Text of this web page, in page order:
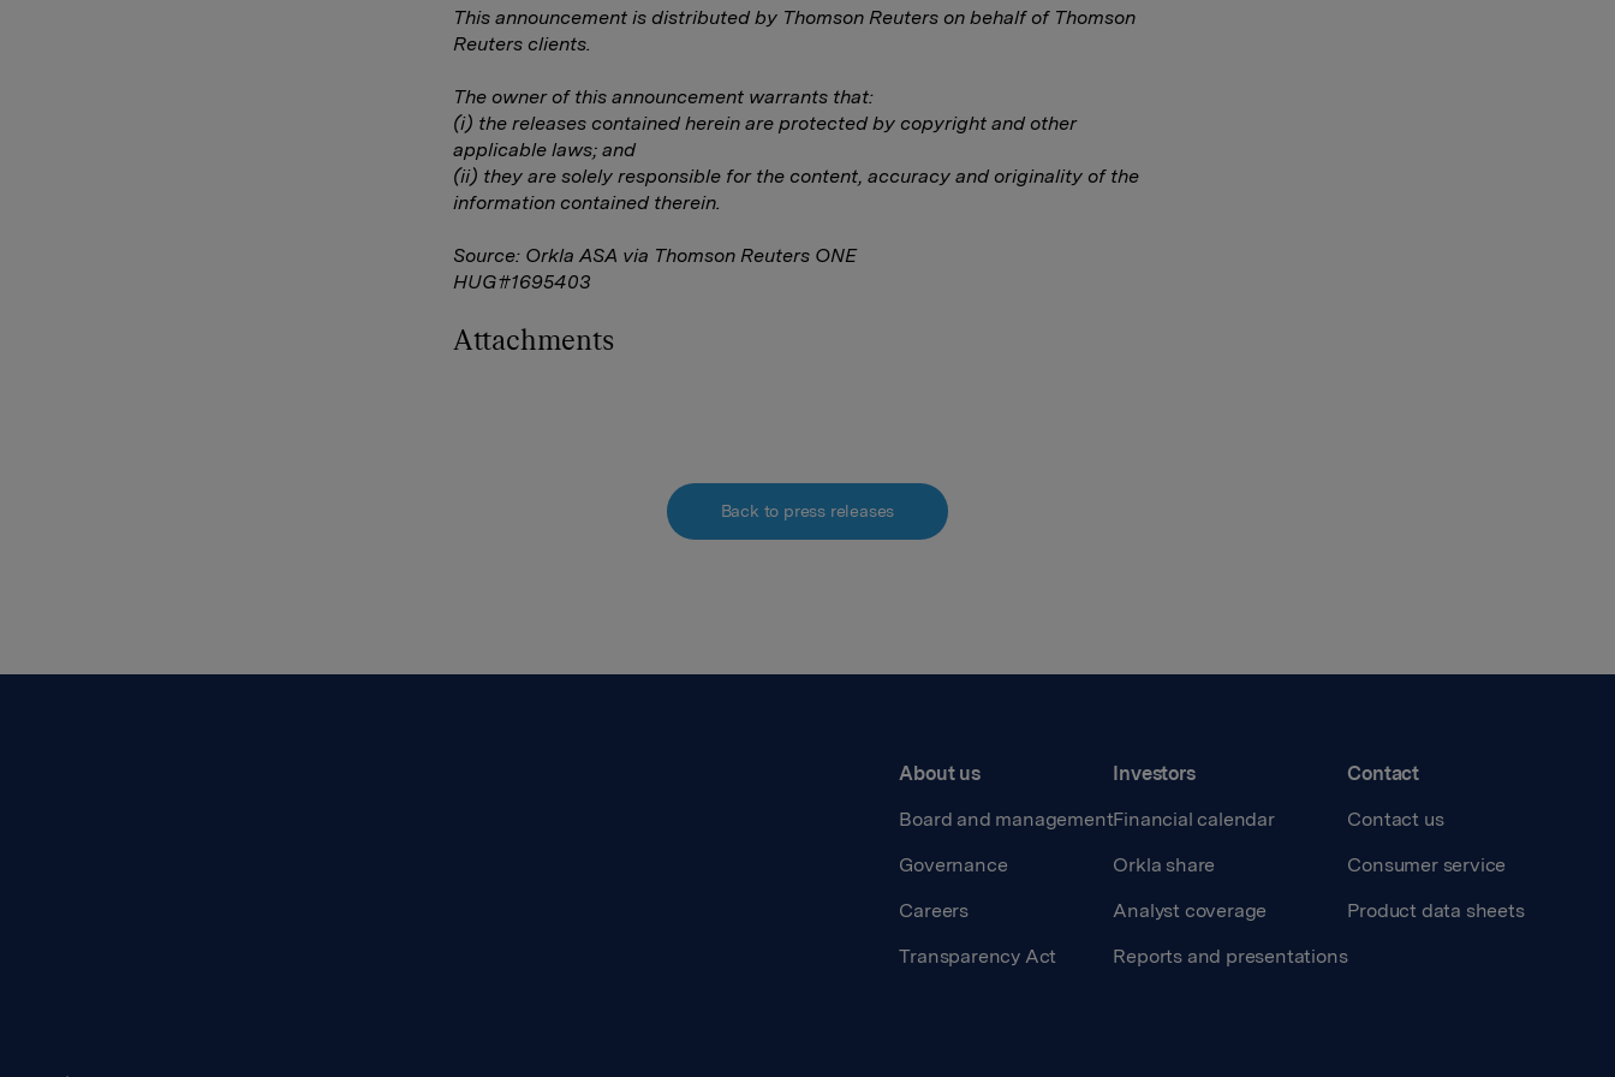
This announcement is distributed by Thomson Reuters on behalf of Thomson
Reuters clients.
The owner of this announcement warrants that:
(i) the releases contained herein are protected by copyright and other
applicable laws; and
(ii) they are solely responsible for the content, accuracy and originality of the
information contained therein.
Source: Orkla ASA via Thomson Reuters ONE
HUG#1695403
Attachments
Back to press releases
About us
Board and management
Governance
Careers
Transparency Act
Investors
Financial calendar
Orkla share
Analyst coverage
Reports and presentations
Contact
Contact us
Consumer service
Product data sheets